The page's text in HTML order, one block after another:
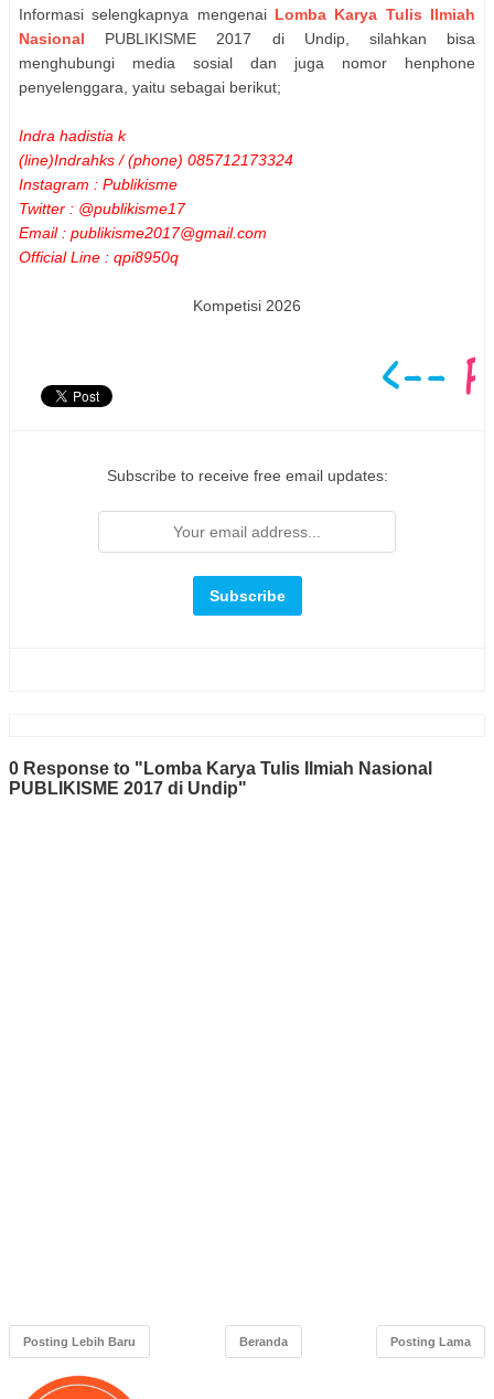
Informasi selengkapnya mengenai Lomba Karya Tulis Ilmiah
Nasional PUBLIKISME 2017 di Undip, silahkan bisa
menghubungi media sosial dan juga nomor henphone
penyelenggara, yaitu sebagai berikut;
Indra hadistia k
(line)Indrahks / (phone) 085712173324
Instagram : Publikisme
Twitter : @publikisme17
Email : publikisme2017@gmail.com
Official Line : qpi8950q
Kompetisi 2026
Subscribe to receive free email updates:
0 Response to "Lomba Karya Tulis Ilmiah Nasional
PUBLIKISME 2017 di Undip"
Posting Lebih Baru Posting Lama
Beranda